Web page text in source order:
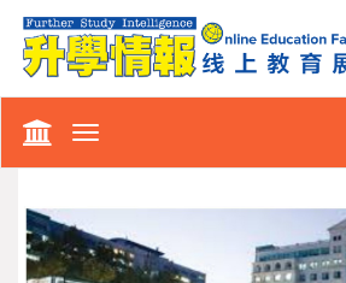
Toggle